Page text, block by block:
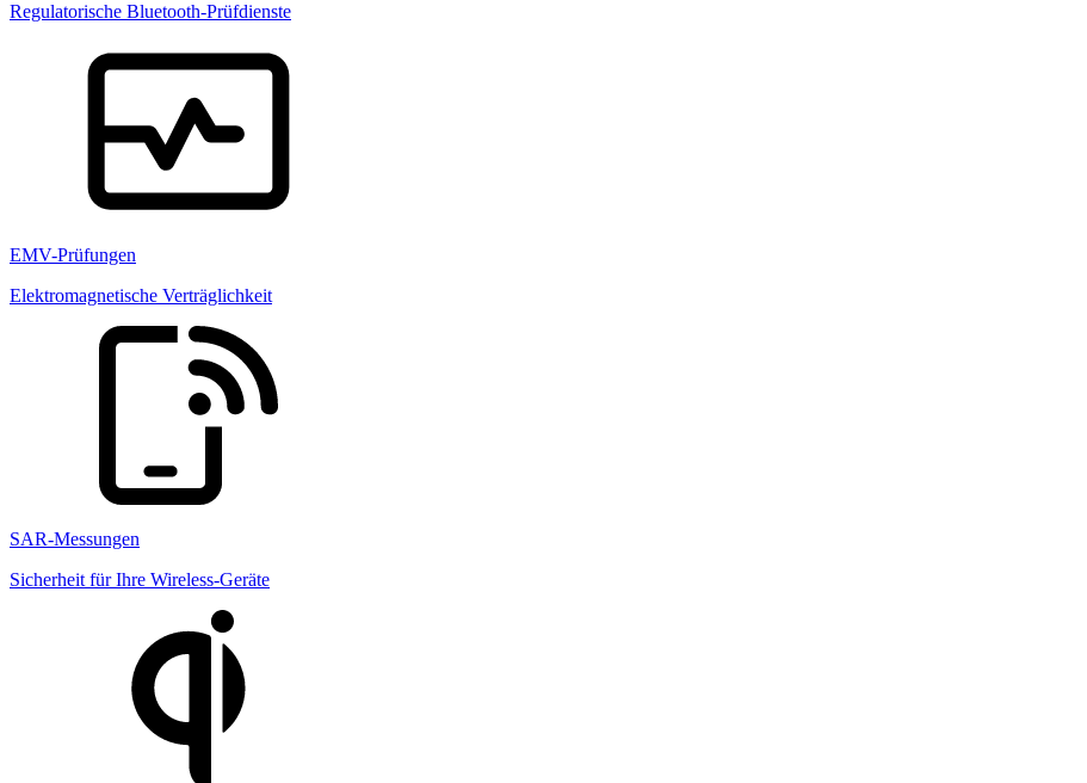
Regulatorische Bluetooth-Prüfdienste
EMV-Prüfungen
Elektromagnetische Verträglichkeit
SAR-Messungen
Sicherheit für Ihre Wireless-Geräte